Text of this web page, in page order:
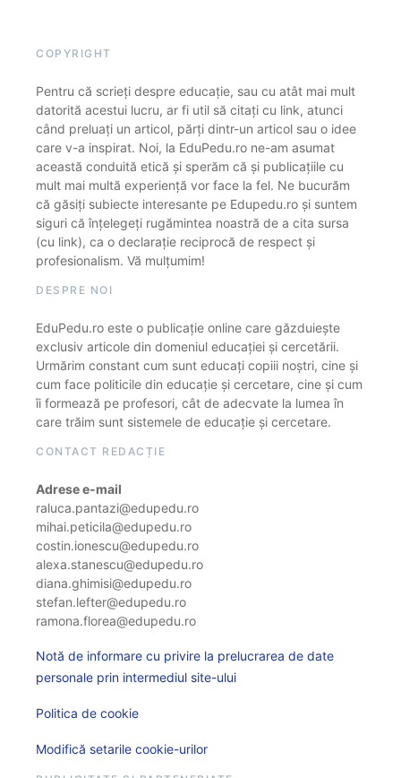
COPYRIGHT
Pentru că scrieți despre educație, sau cu atât mai mult
datorită acestui lucru, ar fi util să citați cu link, atunci
când preluați un articol, părți dintr-un articol sau o idee
care v-a inspirat. Noi, la EduPedu.ro ne-am asumat
această conduită etică și sperăm că și publicațiile cu
mult mai multă experiență vor face la fel. Ne bucurăm
că găsiți subiecte interesante pe Edupedu.ro și suntem
siguri că înțelegeți rugămintea noastră de a cita sursa
(cu link), ca o declarație reciprocă de respect și
profesionalism. Vă mulțumim!
DESPRE NOI
EduPedu.ro este o publicație online care găzduiește
exclusiv articole din domeniul educației și cercetării.
Urmărim constant cum sunt educați copiii noștri, cine și
cum face politicile din educație și cercetare, cine și cum
îi formează pe profesori, cât de adecvate la lumea în
care trăim sunt sistemele de educație și cercetare.
CONTACT REDACȚIE
Adrese e-mail
raluca.pantazi@edupedu.ro
mihai.peticila@edupedu.ro
costin.ionescu@edupedu.ro
alexa.stanescu@edupedu.ro
diana.ghimisi@edupedu.ro
stefan.lefter@edupedu.ro
ramona.florea@edupedu.ro
Notă de informare cu privire la prelucrarea de date
personale prin intermediul site-ului
Politica de cookie
Modifică setarile cookie-urilor